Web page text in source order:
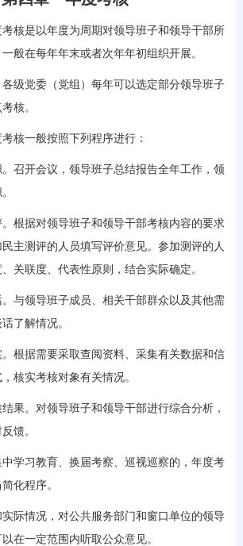
核是以年度为周期对领导班子和领导干部所
般在每年年末或者次年年初组织开展。
党委（党组）每年可以选定部分领导班子
核。
一般按照下列程序进行：
开会议，领导班子总结报告全年工作，领
据对领导班子和领导干部考核内容的要求
主测评的人员填写评价意见。参加测评的人
关联度、代表性原则，结合实际确定。
领导班子成员、相关干部群众以及其他需
了解情况。
据需要采取查阅资料、采集有关数据和信
核实考核对象有关情况。
。对领导班子和领导干部进行综合分析，
馈。
习教育、换届考察、巡视巡察的，年度考
化程序。
情况，对公共服务部门和窗口单位的领导
在一定范围内听取公众意见。